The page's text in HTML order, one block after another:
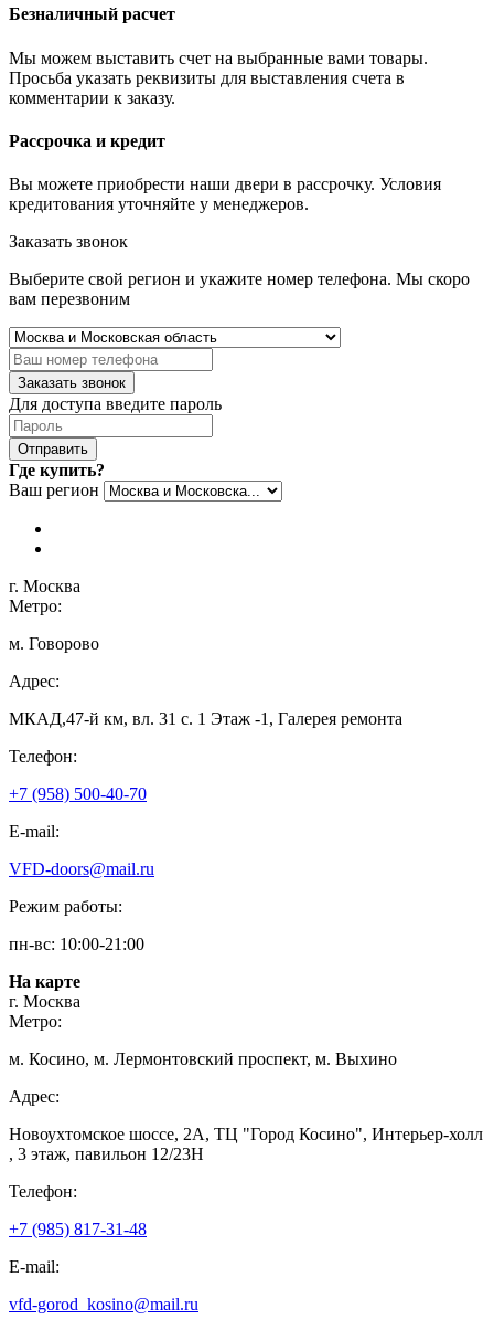
Безналичный расчет
Мы можем выставить счет на выбранные вами товары.
Просьба указать реквизиты для выставления счета в
комментарии к заказу.
Рассрочка и кредит
Вы можете приобрести наши двери в рассрочку. Условия
кредитования уточняйте у менеджеров.
Заказать звонок
Выберите свой регион и укажите номер телефона. Мы скоро
вам перезвоним
Заказать звонок
Для доступа введите пароль
Отправить
Где купить?
Ваш регион
г. Москва
Метро:
м. Говорово
Адрес:
МКАД,47-й км, вл. 31 с. 1 Этаж -1, Галерея ремонта
Телефон:
+7 (958) 500-40-70
E-mail:
VFD-doors@mail.ru
Режим работы:
пн-вс: 10:00-21:00
На карте
г. Москва
Метро:
м. Косино, м. Лермонтовский проспект, м. Выхино
Адрес:
Новоухтомское шоссе, 2А, ТЦ "Город Косино", Интерьер-холл
, 3 этаж, павильон 12/23Н
Телефон:
+7 (985) 817-31-48
E-mail:
vfd-gorod_kosino@mail.ru